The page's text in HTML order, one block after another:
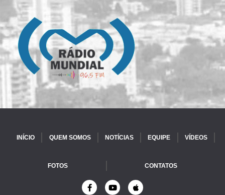
INÍCIO QUEM SOMOS NOTÍCIAS EQUIPE VÍDEOS
FOTOS CONTATOS